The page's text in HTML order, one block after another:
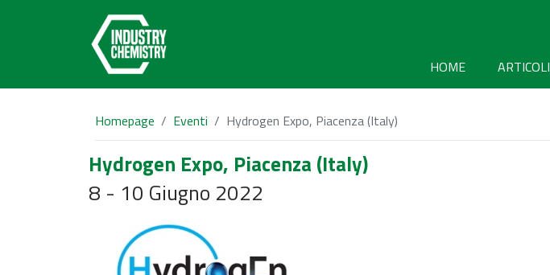
HOME ARTICOLI
Homepage Eventi Hydrogen Expo, Piacenza (Italy)
Hydrogen Expo, Piacenza (Italy)
8 - 10 Giugno 2022